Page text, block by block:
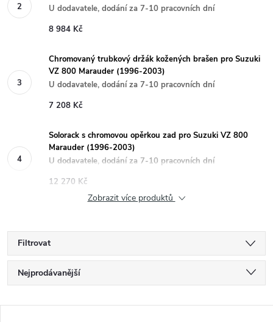
U dodavatele, dodání za 7-10 pracovních dní
8 984 Kč
Chromovaný trubkový držák kožených brašen pro Suzuki
VZ 800 Marauder (1996-2003)
U dodavatele, dodání za 7-10 pracovních dní
7 208 Kč
Solorack s chromovou opěrkou zad pro Suzuki VZ 800
Marauder (1996-2003)
U dodavatele, dodání za 7-10 pracovních dní
12 270 Kč
Zobrazit více produktů
Filtrovat
Ř
a
Nejprodávanější